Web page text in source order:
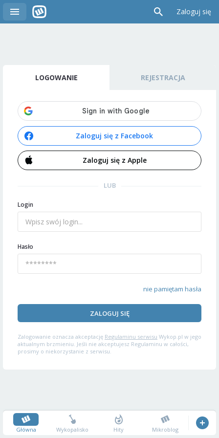
Zaloguj się
LOGOWANIE REJESTRACJA
Zaloguj się z Facebook
Zaloguj się z Apple
LUB
Login
Hasło
nie pamiętam hasła
ZALOGUJ SIĘ
Zalogowanie oznacza akceptację Regulaminu serwisu Wykop.pl w jego
aktualnym brzmieniu. Jeśli nie akceptujesz Regulaminu w całości,
prosimy o niekorzystanie z serwisu.
Główna Wykopalisko Hity Mikroblog